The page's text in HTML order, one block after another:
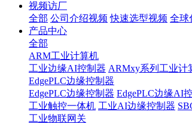
视频访厂
全部 公司介绍视频 快速选型视频 全球
产品中心
全部
ARM工业计算机
工业边缘AI控制器 ARMxy系列工业计
EdgePLC边缘控制器
EdgePLC边缘控制器 EdgePLC边缘AI
工业触控一体机 工业AI边缘控制器
工业物联网关